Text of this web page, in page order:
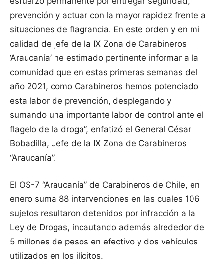
prevención y actuar con la mayor rapidez frente a
situaciones de flagrancia. En este orden y en mi
calidad de jefe de la IX Zona de Carabineros
‘Araucanía’ he estimado pertinente informar a la
comunidad que en estas primeras semanas del
año 2021, como Carabineros hemos potenciado
esta labor de prevención, desplegando y
sumando una importante labor de control ante el
flagelo de la droga”, enfatizó el General César
Bobadilla, Jefe de la IX Zona de Carabineros
“Araucanía”.
El OS-7 “Araucanía” de Carabineros de Chile, en
enero suma 88 intervenciones en las cuales 106
sujetos resultaron detenidos por infracción a la
Ley de Drogas, incautando además alrededor de
5 millones de pesos en efectivo y dos vehículos
utilizados en los ilícitos.